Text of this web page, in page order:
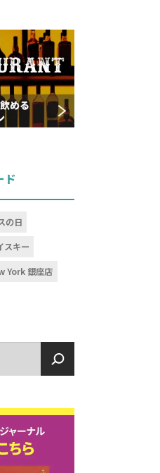
ド
の日
スキー
York 銀座店